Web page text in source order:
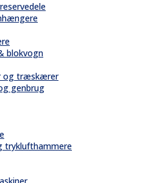
blokvogn
og træskærer
genbrug
tryklufthammere